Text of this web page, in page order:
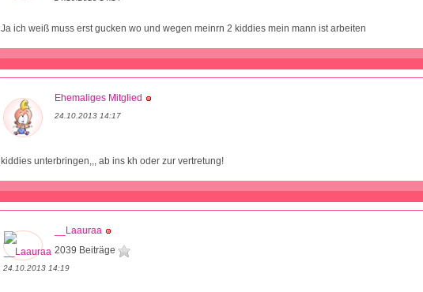
Ja ich weiß muss erst gucken wo und wegen meinrn 2 kiddies mein mann ist arbeiten
Ehemaliges Mitglied
24.10.2013 14:17
kiddies unterbringen,,, ab ins kh oder zur vertretung!
__Laauraa
2039 Beiträge
24.10.2013 14:19